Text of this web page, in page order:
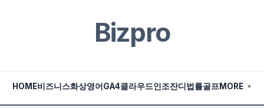
Bizpro
HOME비즈니스화상영어 GA4클라우드인조잔디 법률골프MORE ▼